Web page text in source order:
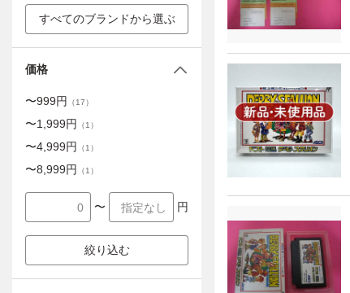
すべてのブランドから選ぶ
価格
〜999円 （17）
〜1,999円 （1 ）
〜4,999円 （1 ）
〜8,999円 （1 ）
〜 円
絞り込む